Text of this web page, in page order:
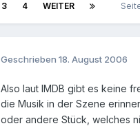
3 4 WEITER
Geschrieben 18. August 2006
Also laut IMDB gibt es keine
die Musik in der Szene
oder andere Stück, welches